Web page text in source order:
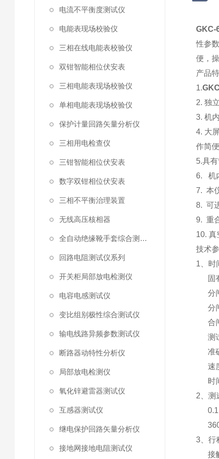
电流不平衡度测试仪
电能表现场校验仪
三相在线电能表校验仪
双钳智能相位伏安表
三相电能表现场校验仪
单相电能表现场校验仪
保护计量回路矢量分析仪
三相用电检查仪
三钳智能相位伏安表
数字双钳相位伏安表
三相不平衡治理装置
无线高压核相器
全自动绝缘靴手套综合测试仪
回路电阻测试仪系列
开关柜局部放电检测仪
电容电感测试仪
变比组别极性综合测试仪
输电线路异频参数测试仪
断路器动特性分析仪
局部放电检测仪
氧化锌避雷器测试仪
互感器测试仪
继电保护回路矢量分析仪
接地网接地电阻测试仪
GKC-
性参
便，
产品
1.
2. 独
3. 机
4. 大
作简
5.具
6. 机
7. 本
8. 可
9. 重
10. 真
技术
1、时
固有
分闸
分闸
合闸
测试
准确
速度
时间
2、测
3、行
接